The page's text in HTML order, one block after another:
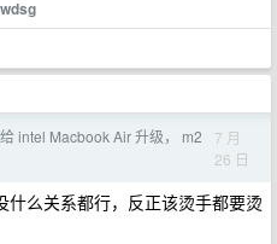
intel Macbook Air 升级， m2
7 月
26 日
么关系都行，反正该烫手都要烫